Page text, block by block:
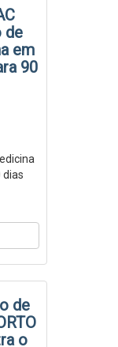
de
em
90
dias
de
o